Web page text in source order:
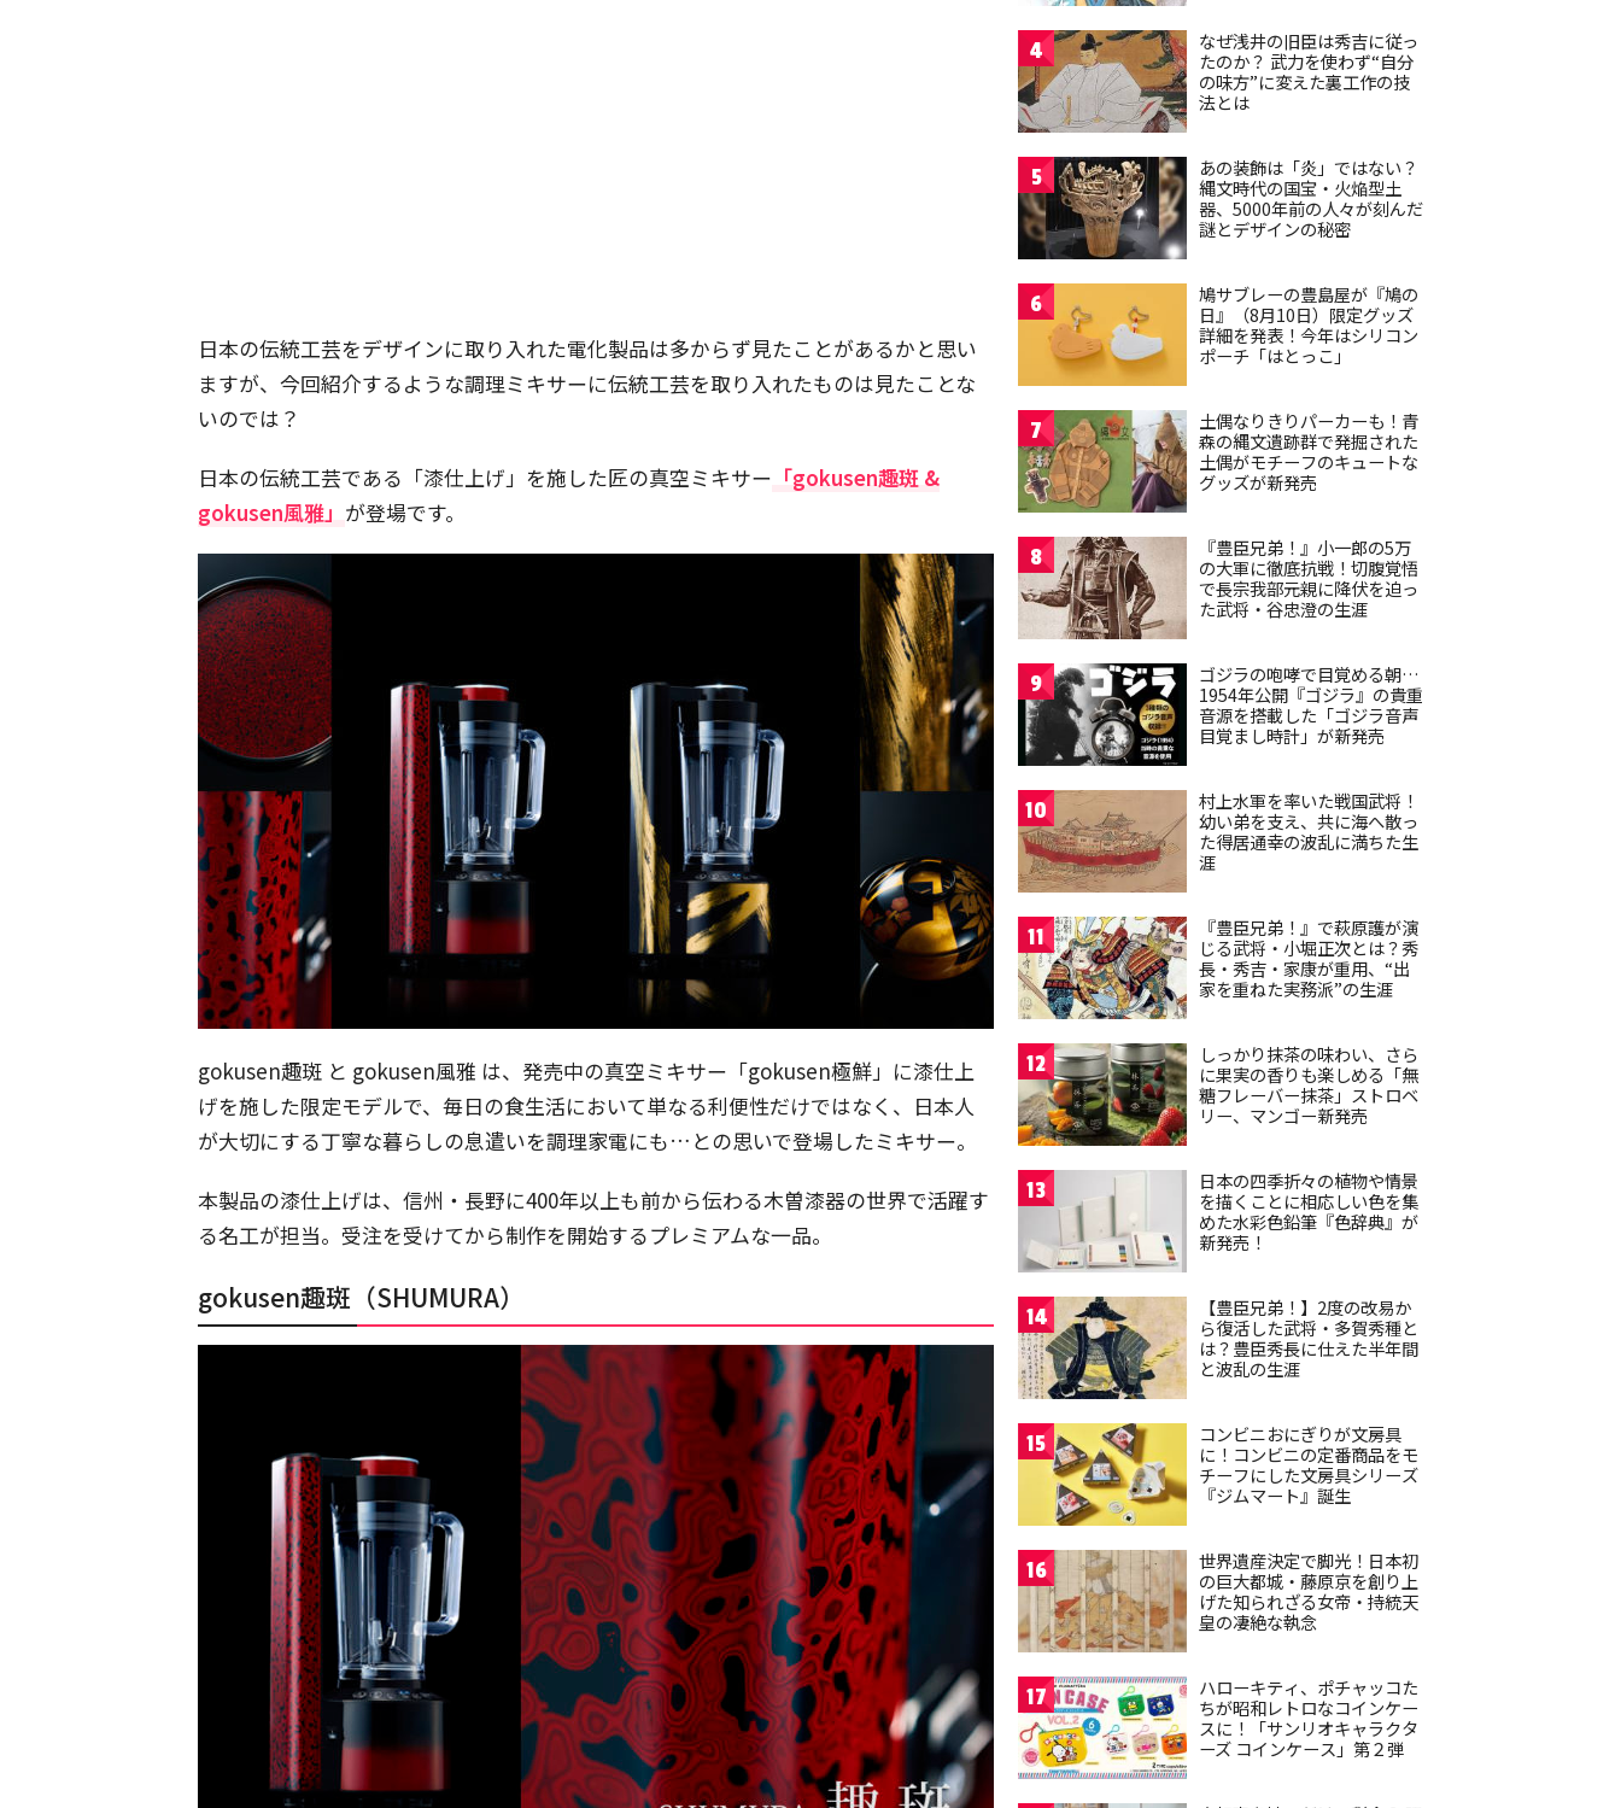
日本の伝統工芸をデザインに取り入れた電化製品は多からず見たことがあるかと思い
ますが、今回紹介するような調理ミキサーに伝統工芸を取り入れたものは見たことな
いのでは？
日本の伝統工芸である「漆仕上げ」を施した匠の真空ミキサー 「gokusen趣斑 &
gokusen風雅」 が登場です。
gokusen趣斑 と gokusen風雅 は、発売中の真空ミキサー「gokusen極鮮」に漆仕上
げを施した限定モデルで、毎日の食生活において単なる利便性だけではなく、日本人
が大切にする丁寧な暮らしの息遣いを調理家電にも…との思いで登場したミキサー。
本製品の漆仕上げは、信州・長野に400年以上も前から伝わる木曽漆器の世界で活躍す
る名工が担当。受注を受けてから制作を開始するプレミアムな一品。
gokusen趣斑（SHUMURA）
4
なぜ浅井の旧臣は秀吉に従っ
たのか？ 武力を使わず“自分
の味方”に変えた裏工作の技
法とは
5
あの装飾は「炎」ではない？
縄文時代の国宝・火焔型土
器、5000年前の人々が刻んだ
謎とデザインの秘密
6
鳩サブレーの豊島屋が『鳩の
日』（8月10日）限定グッズ
詳細を発表！今年はシリコン
ポーチ「はとっこ」
7
土偶なりきりパーカーも！青
森の縄文遺跡群で発掘された
土偶がモチーフのキュートな
グッズが新発売
8
『豊臣兄弟！』小一郎の5万
の大軍に徹底抗戦！切腹覚悟
で長宗我部元親に降伏を迫っ
た武将・谷忠澄の生涯
9
ゴジラの咆哮で目覚める朝…
1954年公開『ゴジラ』の貴重
音源を搭載した「ゴジラ音声
目覚まし時計」が新発売
10
村上水軍を率いた戦国武将！
幼い弟を支え、共に海へ散っ
た得居通幸の波乱に満ちた生
涯
11
『豊臣兄弟！』で萩原護が演
じる武将・小堀正次とは？秀
長・秀吉・家康が重用、“出
家を重ねた実務派”の生涯
12
しっかり抹茶の味わい、さら
に果実の香りも楽しめる「無
糖フレーバー抹茶」ストロベ
リー、マンゴー新発売
13
日本の四季折々の植物や情景
を描くことに相応しい色を集
めた水彩色鉛筆『色辞典』が
新発売！
14
【豊臣兄弟！】2度の改易か
ら復活した武将・多賀秀種と
は？豊臣秀長に仕えた半年間
と波乱の生涯
15
コンビニおにぎりが文房具
に！コンビニの定番商品をモ
チーフにした文房具シリーズ
『ジムマート』誕生
16
世界遺産決定で脚光！日本初
の巨大都城・藤原京を創り上
げた知られざる女帝・持統天
皇の凄絶な執念
17
ハローキティ、ポチャッコた
ちが昭和レトロなコインケー
スに！「サンリオキャラクタ
ーズ コインケース」第２弾